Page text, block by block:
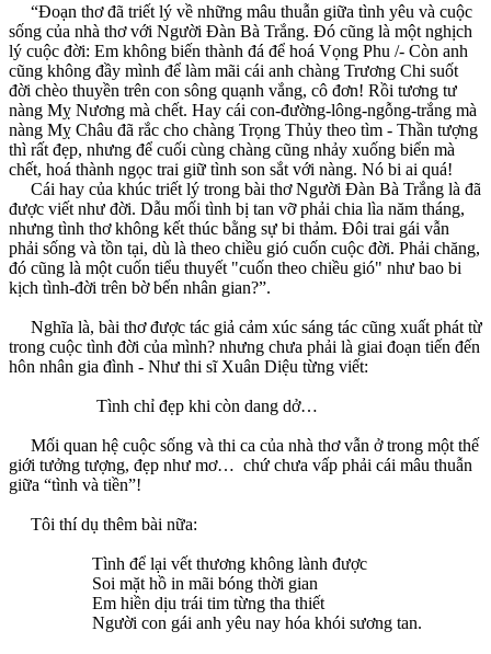
“Đoạn thơ đã triết lý về những mâu thuẫn giữa tình yêu và cuộc
sống của nhà thơ với Người Đàn Bà Trắng. Đó cũng là một nghịch
lý cuộc đời: Em không biến thành đá để hoá Vọng Phu /- Còn anh
cũng không đầy mình để làm mãi cái anh chàng Trương Chi suốt
đời chèo thuyền trên con sông quạnh vắng, cô đơn! Rồi tương tư
nàng Mỵ Nương mà chết. Hay cái con-đường-lông-ngỗng-trắng mà
nàng Mỵ Châu đã rắc cho chàng Trọng Thủy theo tìm - Thần tượng
thì rất đẹp, nhưng để cuối cùng chàng cũng nhảy xuống biển mà
chết, hoá thành ngọc trai giữ tình son sắt với nàng. Nó bi ai quá!
Cái hay của khúc triết lý trong bài thơ Người Đàn Bà Trắng là đã
được viết như đời. Dẫu mối tình bị tan vỡ phải chia lìa năm tháng,
nhưng tình thơ không kết thúc bằng sự bi thảm. Đôi trai gái vẫn
phải sống và tồn tại, dù là theo chiều gió cuốn cuộc đời. Phải chăng,
đó cũng là một cuốn tiểu thuyết "cuốn theo chiều gió" như bao bi
kịch tình-đời trên bờ bến nhân gian?”.
Nghĩa là, bài thơ được tác giả cảm xúc sáng tác cũng xuất phát từ
trong cuộc tình đời của mình? nhưng chưa phải là giai đoạn tiến đến
hôn nhân gia đình - Như thi sĩ Xuân Diệu từng viết:
Tình chỉ đẹp khi còn dang dở…
Mối quan hệ cuộc sống và thi ca của nhà thơ vẫn ở trong một thế
giới tưởng tượng, đẹp như mơ… chứ chưa vấp phải cái mâu thuẫn
giữa “tình và tiền”!
Tôi thí dụ thêm bài nữa:
Tình để lại vết thương không lành được
Soi mặt hồ in mãi bóng thời gian
Em hiền dịu trái tim từng tha thiết
Người con gái anh yêu nay hóa khói sương tan.